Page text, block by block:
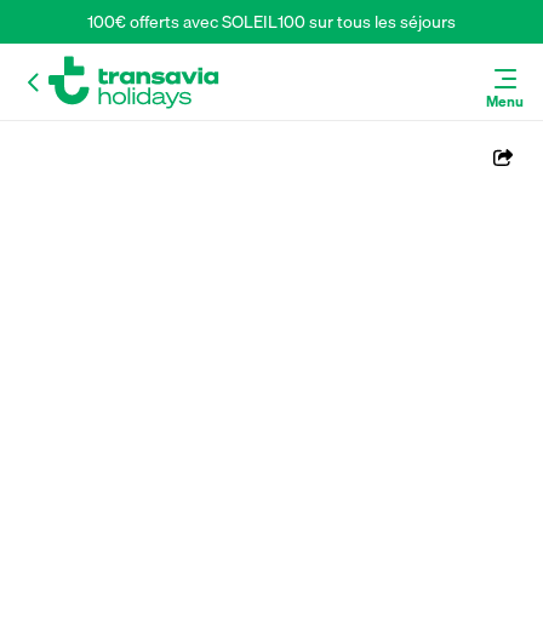
100€ offerts avec SOLEIL100 sur tous les séjours
Menu